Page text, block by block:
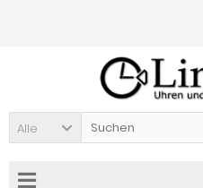
Alle